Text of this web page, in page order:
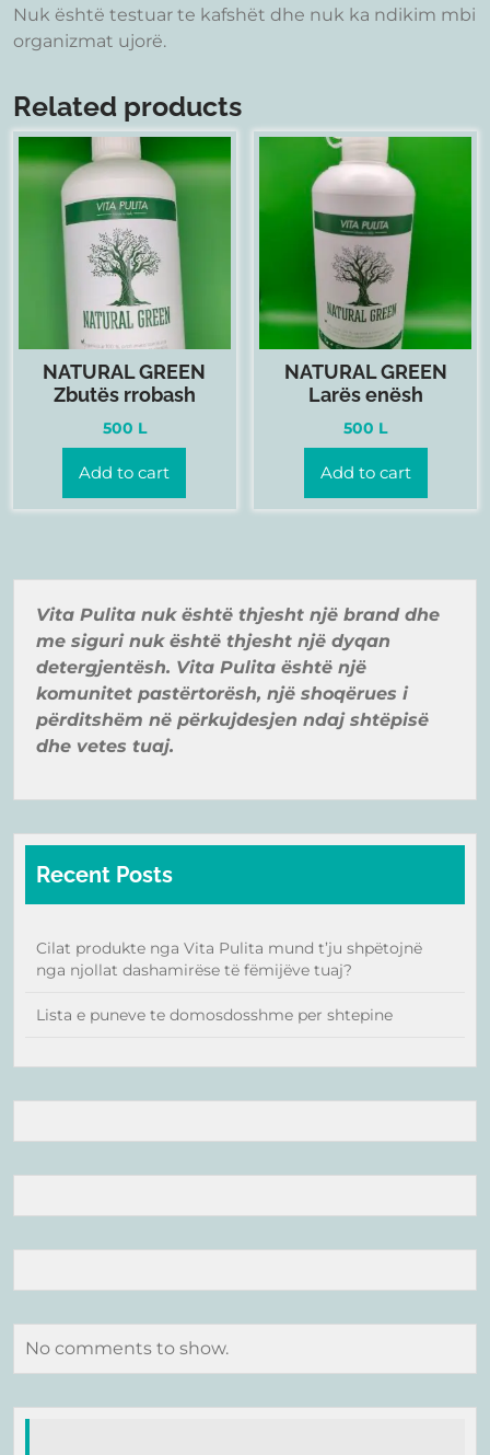
Nuk është testuar te kafshët dhe nuk ka ndikim mbi
organizmat ujorë.
Related products
NATURAL GREEN
Zbutës rrobash
500 L
Add to cart
NATURAL GREEN
Larës enësh
500 L
Add to cart
Vita Pulita nuk është thjesht një brand dhe
me siguri nuk është thjesht një dyqan
detergjentësh. Vita Pulita është një
komunitet pastërtorësh, një shoqërues i
përditshëm në përkujdesjen ndaj shtëpisë
dhe vetes tuaj.
Recent Posts
Cilat produkte nga Vita Pulita mund t’ju shpëtojnë
nga njollat dashamirëse të fëmijëve tuaj?
Lista e puneve te domosdosshme per shtepine
No comments to show.